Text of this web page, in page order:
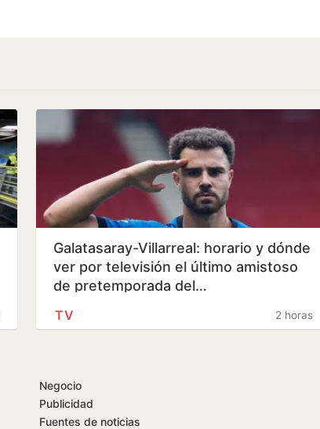
Galatasaray-Villarreal: horario y dónde
ver por televisión el último amistoso
de pretemporada del…
2 horas
TV
Negocio
Publicidad
Fuentes de noticias